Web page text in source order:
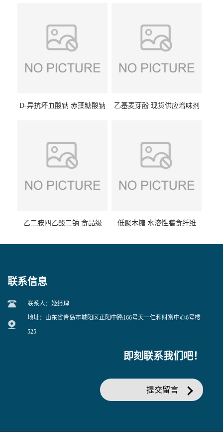
D-异抗坏血酸钠 赤藻糖酸钠
乙基麦芽酚 现货供应增味剂
乙二胺四乙酸二钠 食品级
低聚木糖 水溶性膳食纤维
联系信息
联系人：姬经理
地址：山东省青岛市城阳区正阳中路166号天一仁和财富中心6号楼
525
即刻联系我们吧！
提交留言